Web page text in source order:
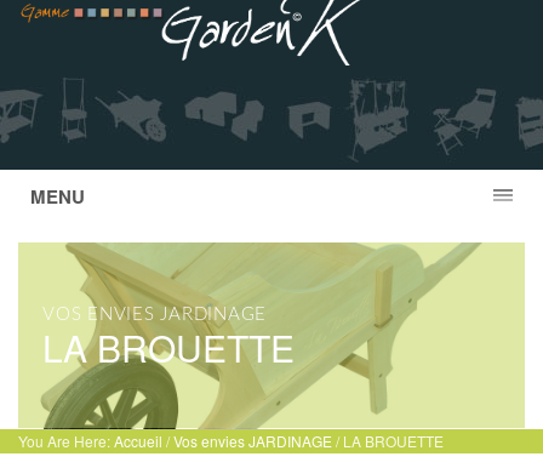
MENU
VOS ENVIES JARDINAGE
LA BROUETTE
You Are Here:Accueil /Vos envies JARDINAGE / LA BROUETTE